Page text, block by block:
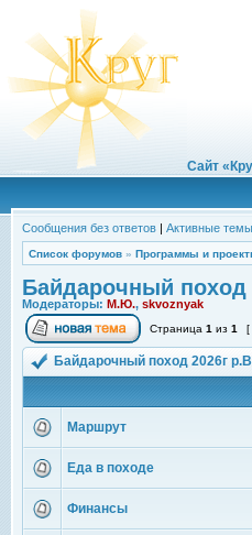
Сайт
Сообщения без ответов | Активные темы
Список форумов » Программы и
Байдарочный поход
Модераторы: М.Ю., skvoznyak
Страница 1 из 1 [
Байдарочный поход 2026г
Маршрут
Еда в походе
Финансы